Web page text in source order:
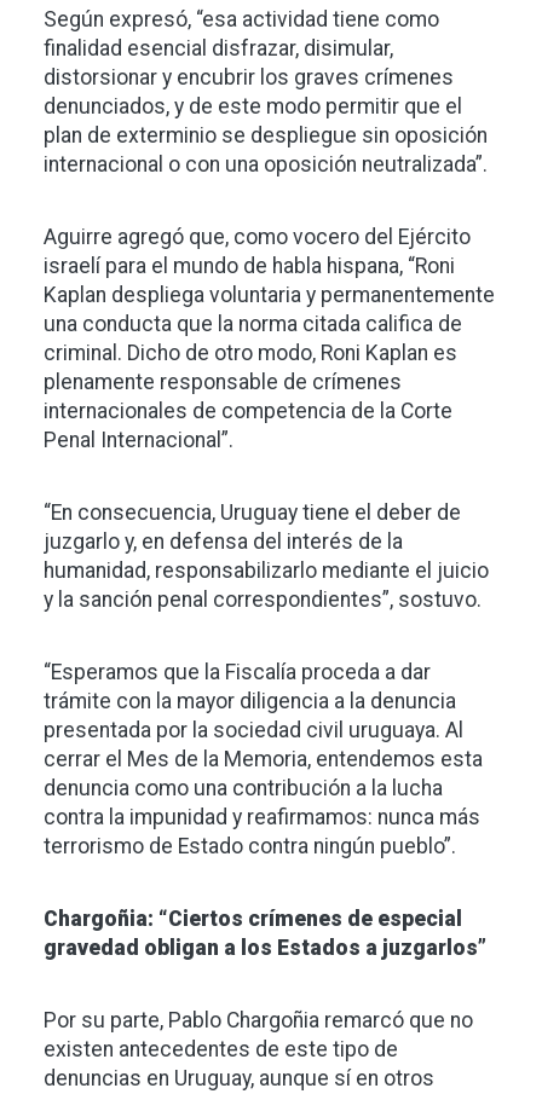
Según expresó, “esa actividad tiene como
finalidad esencial disfrazar, disimular,
distorsionar y encubrir los graves crímenes
denunciados, y de este modo permitir que el
plan de exterminio se despliegue sin oposición
internacional o con una oposición neutralizada”.
Aguirre agregó que, como vocero del Ejército
israelí para el mundo de habla hispana, “Roni
Kaplan despliega voluntaria y permanentemente
una conducta que la norma citada califica de
criminal. Dicho de otro modo, Roni Kaplan es
plenamente responsable de crímenes
internacionales de competencia de la Corte
Penal Internacional”.
“En consecuencia, Uruguay tiene el deber de
juzgarlo y, en defensa del interés de la
humanidad, responsabilizarlo mediante el juicio
y la sanción penal correspondientes”, sostuvo.
“Esperamos que la Fiscalía proceda a dar
trámite con la mayor diligencia a la denuncia
presentada por la sociedad civil uruguaya. Al
cerrar el Mes de la Memoria, entendemos esta
denuncia como una contribución a la lucha
contra la impunidad y reafirmamos: nunca más
terrorismo de Estado contra ningún pueblo”.
Chargoñia: “Ciertos crímenes de especial
gravedad obligan a los Estados a juzgarlos”
Por su parte, Pablo Chargoñia remarcó que no
existen antecedentes de este tipo de
denuncias en Uruguay, aunque sí en otros